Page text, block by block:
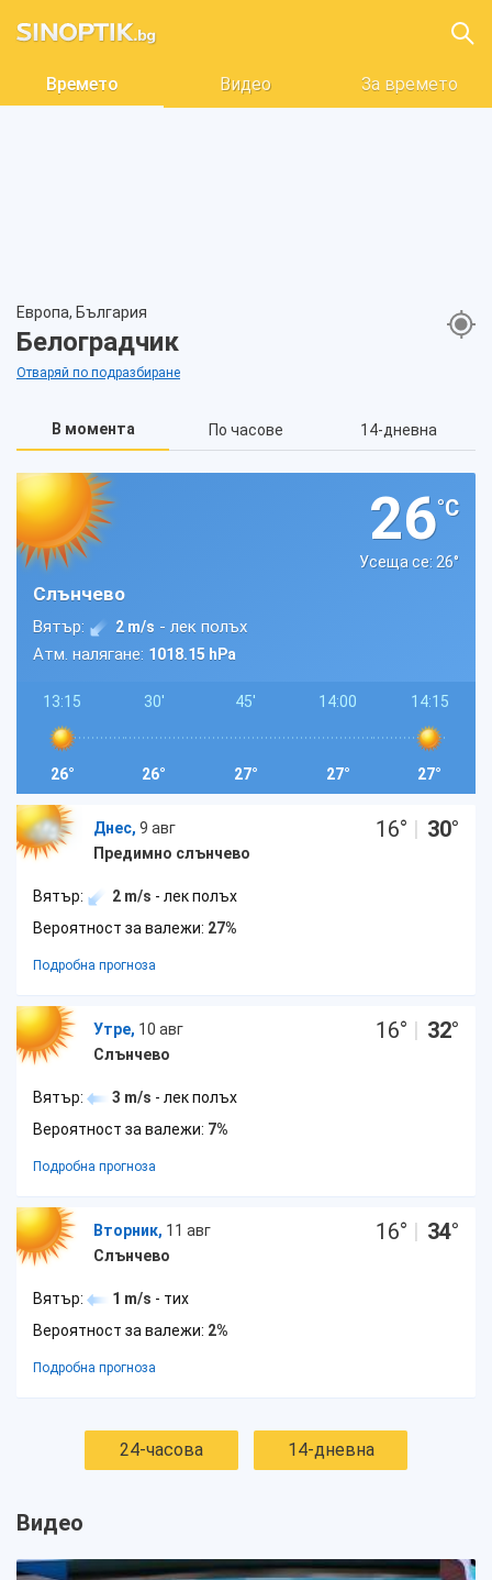
Времето Видео За времето
Европа, България
Белоградчик
Отваряй по подразбиране
В момента По часове 14-дневна
26°C
Усеща се: 26°
Слънчево
Вятър: 2 m/s - лек полъх
Атм. налягане: 1018.15 hPa
13:15
26°
30'
26°
45'
27°
14:00
27°
14:15
27°
Днес, 9 авг
Предимно слънчево
16° | 30°
Вятър: 2 m/s - лек полъх
Вероятност за валежи: 27%
Подробна прогноза
Утре, 10 авг
Слънчево
16° | 32°
Вятър: 3 m/s - лек полъх
Вероятност за валежи: 7%
Подробна прогноза
Вторник, 11 авг
Слънчево
16° | 34°
Вятър: 1 m/s - тих
Вероятност за валежи: 2%
Подробна прогноза
24-часова 14-дневна
Видео